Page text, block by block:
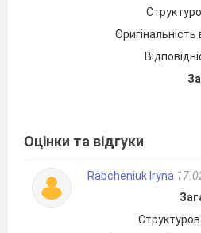
Оригінальність
Оцінки та відгуки
Rabcheniuk Iryna